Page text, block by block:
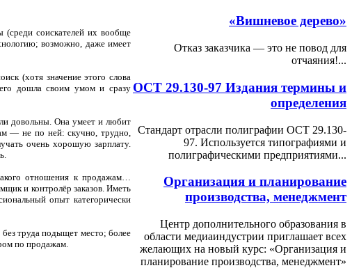
соискателей их вообще
возможно, даже имеет
(хотя значение этого слова
дошла своим умом и сразу
довольны. Она умеет и любит
— не по ней: скучно, трудно,
очень хорошую зарплату.
отношения к продажам…
и контролёр заказов. Иметь
опыт категорически
труда подыщет место; более
по продажам.
«Вишневое дерево»
Отказ заказчика — это не повод для
отчаяния!...
ОСТ 29.130-97 Издания термины и
определения
Стандарт отрасли полиграфии ОСТ 29.130-
97. Используется типографиями и
полиграфическими предприятиями...
Организация и планирование
производства, менеджмент
Центр дополнительного образования в
области медиаиндустрии приглашает всех
желающих на новый курс: «Организация и
планирование производства, менеджмент»